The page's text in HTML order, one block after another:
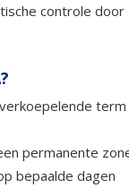
controle door
term
permanente
bepaalde dagen